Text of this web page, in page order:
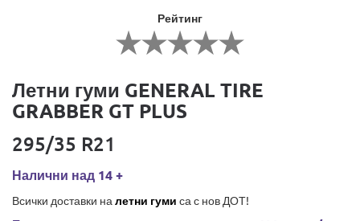
Рейтинг
Летни гуми GENERAL TIRE
GRABBER GT PLUS
295/35 R21
Налични над 14 +
Всички доставки на летни гуми са с нов ДОТ!